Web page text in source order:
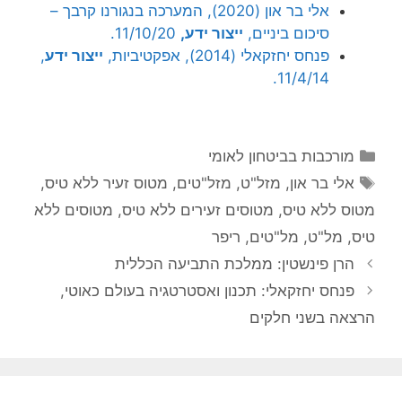
אלי בר און (2020), המערכה בנגורנו קרבך –
סיכום ביניים, ייצור ידע,
פנחס יחזקאלי (2014), אפקטיביות,
ייצור ידע,
11/4/14.
קטגוריות
מורכבות בביטחון לאומי
תגיות
אלי בר און, מזל"ט, מזל"טים, מטוס זעיר ללא טיס,
מטוס ללא טיס, מטוסים זעירים ללא טיס, מטוסים ללא
טיס, מל"ט, מל"טים, ריפר
הרן פינשטין: ממלכת התביעה הכללית
פנחס יחזקאלי: תכנון ואסטרטגיה בעולם כאוטי,
הרצאה בשני חלקים